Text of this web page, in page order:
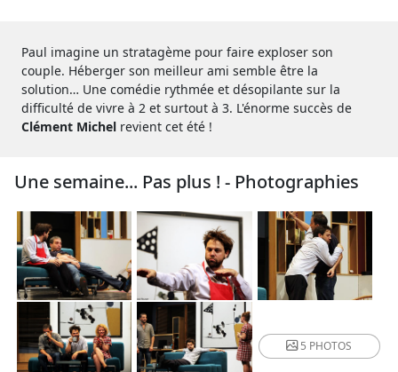
Paul imagine un stratagème pour faire exploser son
couple. Héberger son meilleur ami semble être la
solution… Une comédie rythmée et désopilante sur la
difficulté de vivre à 2 et surtout à 3. L'énorme succès de
Clément Michel revient cet été !
Une semaine... Pas plus ! - Photographies
5 PHOTOS